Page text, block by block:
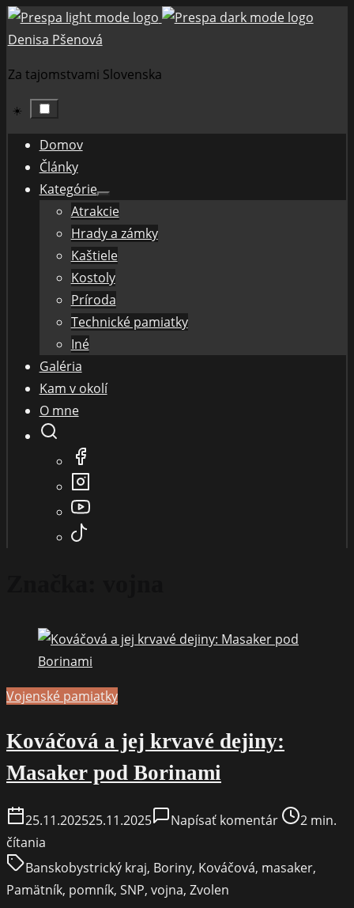
Skip
to
Denisa Pšenová
Za tajomstvami Slovenska
☀️
Domov
Články
Kategórie
Show
sub
menu
Atrakcie
Hrady a zámky
Kaštiele
Kostoly
Príroda
Technické pamiatky
Iné
Galéria
Kam v okolí
O mne
Vojenské pamiatky
Kováčová a jej krvavé dejiny:
Masaker pod Borinami
25.11.202525.11.2025 Napísať komentáron
Post
time
2 min.
čítania
Banskobystrický kraj, Boriny, Kováčová, masaker,
Pamätník, pomník, SNP, vojna, Zvolen